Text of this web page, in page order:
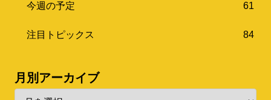
今週の予定 61
注目トピックス 84
月別アーカイブ